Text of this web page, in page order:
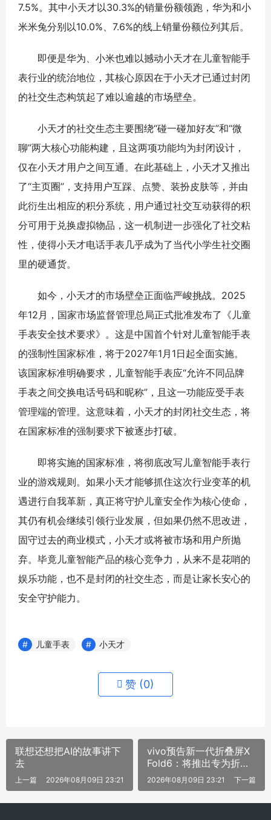
7.5%。其中小天才以30.3%的销量份额领跑，华为和小
米米兔分别以10.0%、7.6%的线上销量份额位列其后。
即便是华为、小米也难以撼动小天才在儿童智能手
表行业的统治地位，其核心原因在于小天才已通过封闭
的社交生态构筑起了难以逾越的市场壁垒。
小天才的社交生态主要围绕“碰一碰加好友”和“微
聊”两大核心功能构建，且这两项功能均为封闭设计，
仅在小天才用户之间互通。在此基础上，小天才又推出
了“主页圈”，支持用户互踩、点赞、装扮皮肤等，并由
此衍生出相应的积分系统，用户通过社交互动获得的积
分可用于兑换虚拟物品，这一机制进一步强化了社交粘
性，使得小天才电话手表几乎成为了当代小学生社交圈
里的硬通货。
如今，小天才的市场壁垒正面临严峻挑战。2025
年12月，国家市场监督管理总局正式批准发布了《儿童
手表安全技术要求》。这是中国首个针对儿童智能手表
的强制性国家标准，将于2027年1月1日起全面实施。
该国家标准明确要求，儿童智能手表应“允许不同品牌
手表之间交换电话号码和昵称”，且这一功能应受手表
管理端的管理。这意味着，小天才的封闭社交生态，将
在国家标准的强制要求下被逐步打破。
即将实施的国家标准，将彻底改写儿童智能手表行
业的游戏规则。如果小天才能够抓住这次行业变革的机
遇进行自我革新，真正将守护儿童安全作为核心使命，
其仍有机会继续引领行业发展，但如果仍然不思改进，
固守过去的商业模式，小天才或将被市场和用户所抛
弃。毕竟儿童智能产品的核心竞争力，从来不是花哨的
娱乐功能，也不是封闭的社交生态，而是让家长安心的
安全守护能力。
儿童手表 小天才
赞 (0)
联想还想把AI的故事讲下
去
上一篇 2026年08月09日 23:21
vivo预告新一代折叠屏X
Fold6：将推出专为折叠
屏打造的操作系统
下一篇
2026年08月09日 23:21